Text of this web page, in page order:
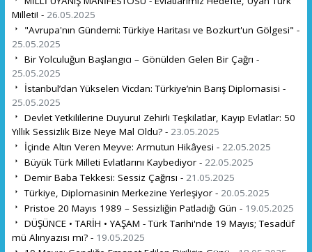
Milleti! - 26.05.2025
"Avrupa'nın Gündemi: Türkiye Haritası ve Bozkurt'un Gölgesi" -
25.05.2025
Bir Yolculuğun Başlangıcı – Gönülden Gelen Bir Çağrı -
25.05.2025
İstanbul’dan Yükselen Vicdan: Türkiye’nin Barış Diplomasisi -
25.05.2025
Devlet Yetkililerine Duyuru! Zehirli Teşkilatlar, Kayıp Evlatlar: 50
Yıllık Sessizlik Bize Neye Mal Oldu? - 23.05.2025
İçinde Altın Veren Meyve: Armutun Hikâyesi - 22.05.2025
Büyük Türk Milleti Evlatlarını Kaybediyor - 22.05.2025
Demir Baba Tekkesi: Sessiz Çağrısı - 21.05.2025
Türkiye, Diplomasinin Merkezine Yerleşiyor - 20.05.2025
Pristoe 20 Mayıs 1989 – Sessizliğin Patladığı Gün - 19.05.2025
DÜŞÜNCE • TARİH • YAŞAM - Türk Tarihi'nde 19 Mayıs; Tesadüf
mü Alınyazısı mı? - 19.05.2025